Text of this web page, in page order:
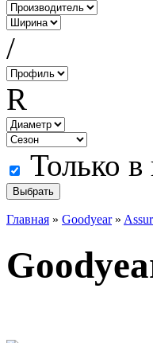
/
R
Только
Главная » Goodyear»